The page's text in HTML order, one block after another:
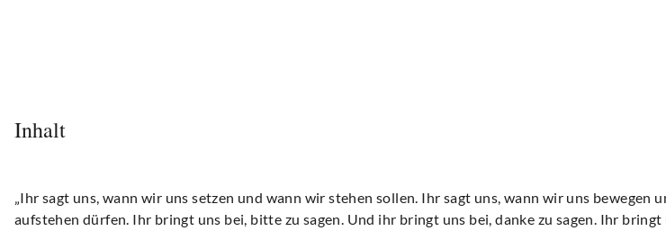
Inhalt
„Ihr sagt uns, wann wir uns setzen und wann wir stehen sollen. Ihr sagt uns, wann wir uns
aufstehen dürfen. Ihr bringt uns bei, bitte zu sagen. Und ihr bringt uns bei, danke zu sagen. Ihr